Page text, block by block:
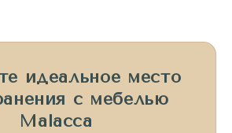
идеальное место
с мебелью
Malacca